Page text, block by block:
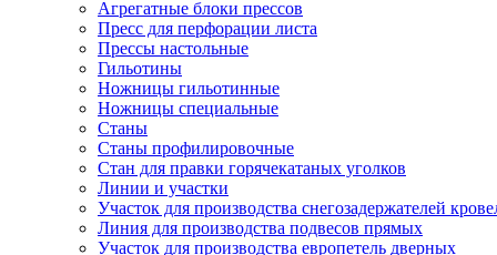
Агрегатные блоки прессов
Пресс для перфорации листа
Прессы настольные
Гильотины
Ножницы гильотинные
Ножницы специальные
Станы
Станы профилировочные
Стан для правки горячекатаных уголков
Линии и участки
Участок для производства снегозадержателей
Линия для производства подвесов прямых
Участок для производства европетель дверных